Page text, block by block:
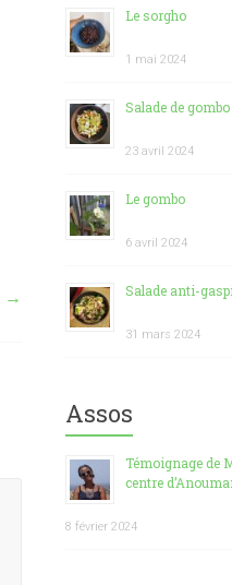
→
Le sorgho
1 mai 2024
Salade de gombo
23 avril 2024
Le gombo
6 avril 2024
Salade anti-gaspi
31 mars 2024
Assos
Témoignage de
centre
8 février 2024